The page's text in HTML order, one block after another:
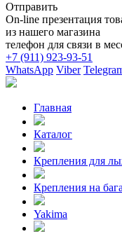
Отправить
On-line презентация
из нашего магазина
телефон для связи в
+7 (911) 923-93-51
WhatsApp Viber
Главная
Каталог
Крепления для
Крепления на
Yakima